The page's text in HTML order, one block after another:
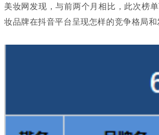
美妆网发现，与前两个月相比，此次榜
妆品牌在抖音平台呈现怎样的竞争格局